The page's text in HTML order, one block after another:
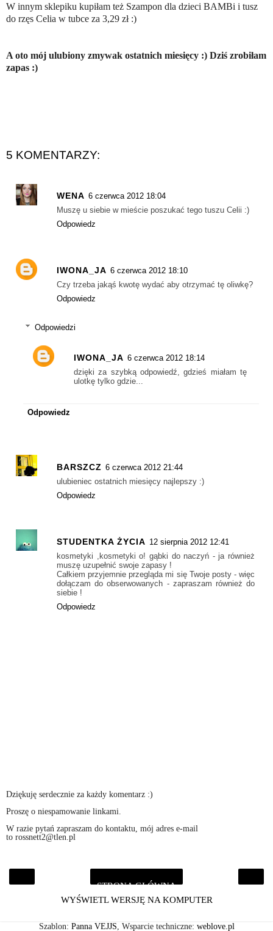
W innym sklepiku kupiłam też Szampon dla dzieci BAMBi i tusz
do rzęs Celia w tubce za 3,29 zł :)
A oto mój ulubiony zmywak ostatnich miesięcy :) Dziś zrobiłam
zapas :)
5 KOMENTARZY:
WENA 6 czerwca 2012 18:04
Muszę u siebie w mieście poszukać tego tuszu Celii :)
Odpowiedz
IWONA_JA 6 czerwca 2012 18:10
Czy trzeba jakąś kwotę wydać aby otrzymać tę oliwkę?
Odpowiedz
Odpowiedzi
IWONA_JA 6 czerwca 2012 18:14
dzięki za szybką odpowiedź, gdzieś miałam tę
ulotkę tylko gdzie...
Odpowiedz
BARSZCZ 6 czerwca 2012 21:44
ulubieniec ostatnich miesięcy najlepszy :)
Odpowiedz
STUDENTKA ŻYCIA 12 sierpnia 2012 12:41
kosmetyki ,kosmetyki o! gąbki do naczyń - ja również
muszę uzupełnić swoje zapasy !
Całkiem przyjemnie przegląda mi się Twoje posty - więc
dołączam do obserwowanych - zapraszam również do
siebie !
Odpowiedz
Dziękuję serdecznie za każdy komentarz :)
Proszę o niespamowanie linkami.
W razie pytań zapraszam do kontaktu, mój adres e-mail
to rossnett2@tlen.pl
‹ ›
STRONA GŁÓWNA
WYŚWIETL WERSJĘ NA KOMPUTER
Szablon: Panna VEJJS , Wsparcie techniczne: weblove.pl